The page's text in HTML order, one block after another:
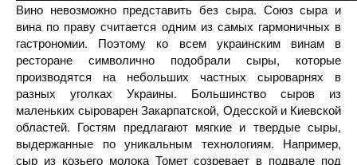
Вино невозможно представить без сыра. Союз сыра и
вина по праву считается одним из самых гармоничных в
гастрономии. Поэтому ко всем украинским винам в
ресторане символично подобрали сыры, которые
производятся на небольших частных сыроварнях в
разных уголках Украины. Большинство сыров из
маленьких сыроварен Закарпатской, Одесской и Киевской
областей. Гостям предлагают мягкие и твердые сыры,
выдержанные по уникальным технологиям. Например,
сыр из козьего молока Томет созревает в подвале под